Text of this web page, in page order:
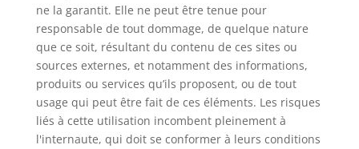
ne la garantit. Elle ne peut être tenue pour
responsable de tout dommage, de quelque nature
que ce soit, résultant du contenu de ces sites ou
sources externes, et notamment des informations,
produits ou services qu’ils proposent, ou de tout
usage qui peut être fait de ces éléments. Les risques
liés à cette utilisation incombent pleinement à
l'internaute, qui doit se conformer à leurs conditions